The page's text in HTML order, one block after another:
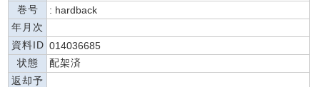
巻号
: hardback
年月次
資料ID 014036685
状態
配架済
返却予